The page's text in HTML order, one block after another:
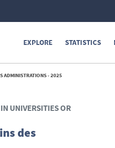
EXPLORE STATISTICS
ADMINISTRATIONS - 2025
UNIVERSITIES OR
des